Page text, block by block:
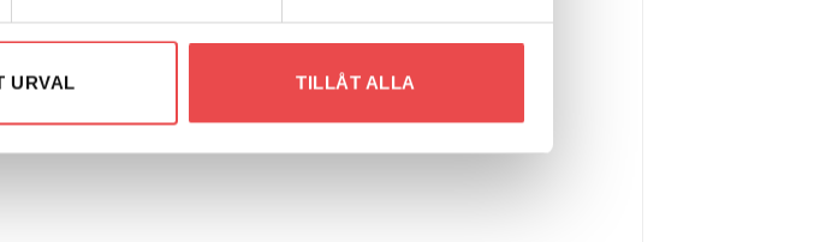
URVAL TILLÅT ALLA